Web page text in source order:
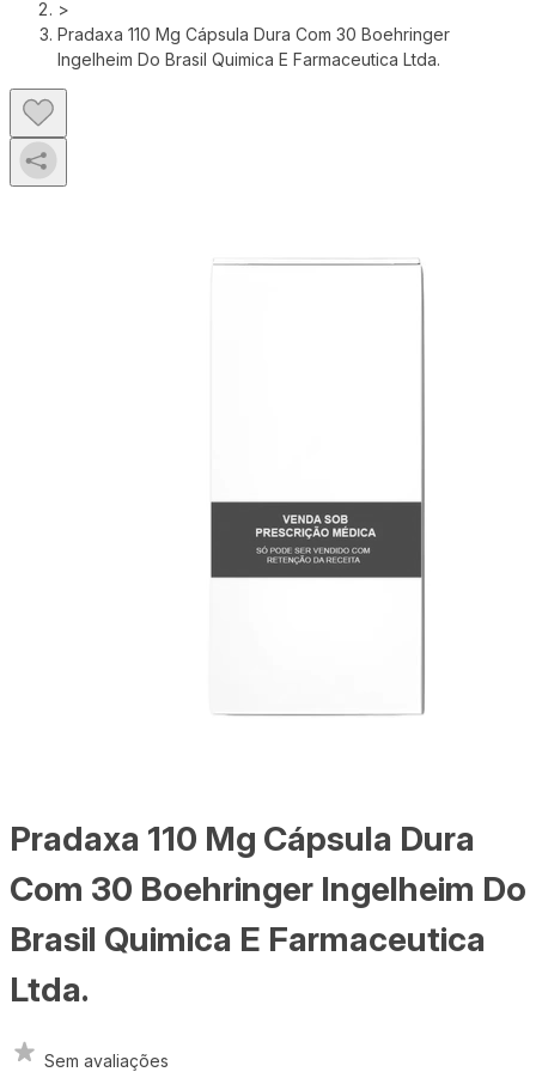
>
Pradaxa 110 Mg Cápsula Dura Com 30 Boehringer
Ingelheim Do Brasil Quimica E Farmaceutica Ltda.
Pradaxa 110 Mg Cápsula Dura
Com 30 Boehringer Ingelheim Do
Brasil Quimica E Farmaceutica
Ltda.
Sem avaliações